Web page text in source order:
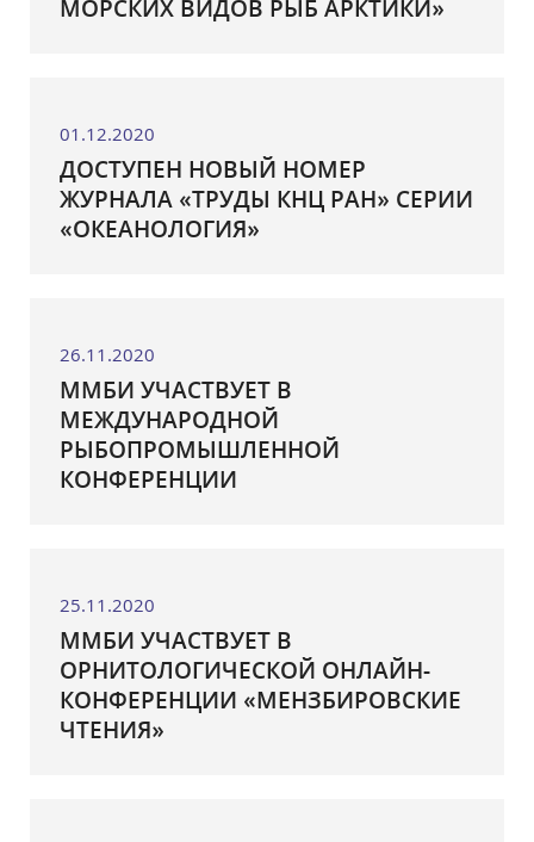
МОРСКИХ ВИДОВ РЫБ АРКТИКИ»
01.12.2020
ДОСТУПЕН НОВЫЙ НОМЕР
ЖУРНАЛА «ТРУДЫ КНЦ РАН» СЕРИИ
«ОКЕАНОЛОГИЯ»
26.11.2020
ММБИ УЧАСТВУЕТ В
МЕЖДУНАРОДНОЙ
РЫБОПРОМЫШЛЕННОЙ
КОНФЕРЕНЦИИ
25.11.2020
ММБИ УЧАСТВУЕТ В
ОРНИТОЛОГИЧЕСКОЙ ОНЛАЙН-
КОНФЕРЕНЦИИ «МЕНЗБИРОВСКИЕ
ЧТЕНИЯ»